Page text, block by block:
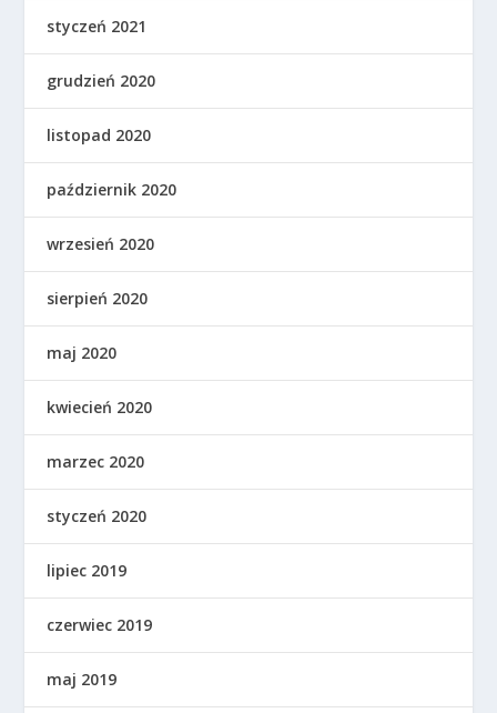
styczeń 2021
grudzień 2020
listopad 2020
październik 2020
wrzesień 2020
sierpień 2020
maj 2020
kwiecień 2020
marzec 2020
styczeń 2020
lipiec 2019
czerwiec 2019
maj 2019